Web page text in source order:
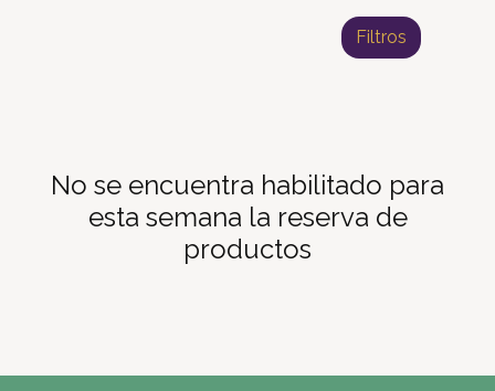
Filtros
No se encuentra habilitado para
esta semana la reserva de
productos